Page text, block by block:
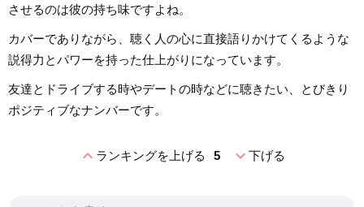
させるのは彼の持ち味ですよね。
カバーでありながら、聴く人の心に直接語りかけてくるような
説得力とパワーを持った仕上がりになっています。
友達とドライブする時やデートの時などに聴きたい、とびきり
ポジティブなナンバーです。
expand_lessランキングを上げる 5 expand_more下げる